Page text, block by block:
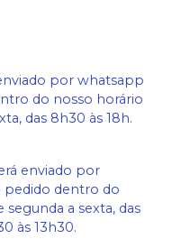
por whatsapp
do nosso horário
das 8h30 às 18h.
enviado por
pedido dentro do
a sexta, das
às 13h30.